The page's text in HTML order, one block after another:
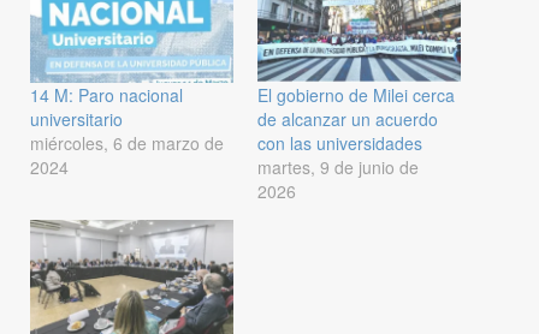
14 M: Paro nacional
universitario
miércoles, 6 de marzo de
2024
El gobierno de Milei cerca
de alcanzar un acuerdo
con las universidades
martes, 9 de junio de
2026